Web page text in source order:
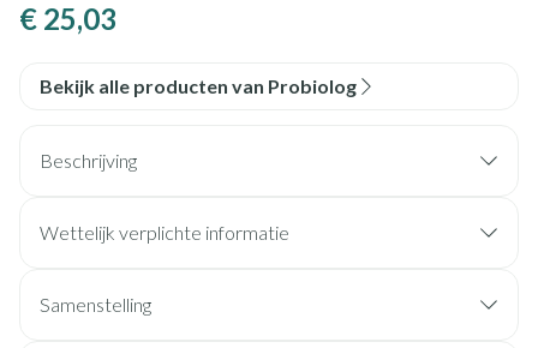
€ 25,03
Bekijk alle producten van Probiolog
Beschrijving
Wettelijk verplichte informatie
Samenstelling